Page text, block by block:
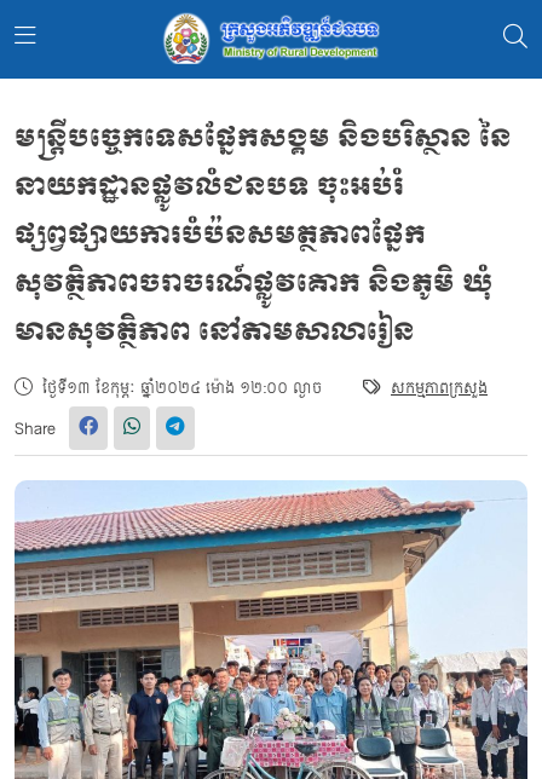
មន្ត្រីបច្ចេកទេសផ្នែកសង្គម និងបរិស្ថាន នៃ
នាយកដ្ឋានផ្លូវលំជនបទ ចុះអប់រំ
ផ្សព្វផ្សាយការបំប៉នសមត្ថភាពផ្នែក
សុវត្ថិភាពចរាចរណ៍ផ្លូវគោក និងភូមិ ឃុំ
មានសុវត្ថិភាព នៅតាមសាលារៀន
ថ្ងៃទី១៣ ខែកុម្ភៈ ឆ្នាំ២០២៤ ម៉ោង ១២:០០ ល្ងាច សកម្មភាពក្រសួង
Share